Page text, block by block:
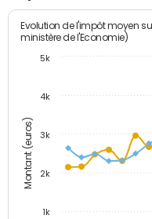
Montant (euros)
Evolution de l'impôt moyen
ministère de l'Economie)
1k
2k
3k
4k
5k